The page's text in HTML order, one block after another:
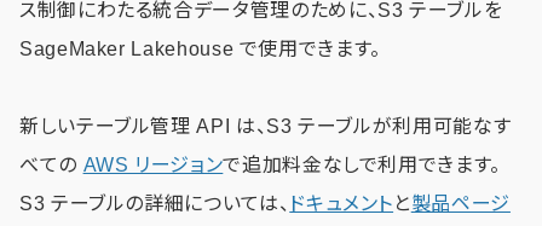
ス制御にわたる統合データ管理のために、S3 テーブルを
SageMaker Lakehouse で使用できます。
新しいテーブル管理 API は、S3 テーブルが利用可能なす
べての AWS リージョンで追加料金なしで利用できます。
S3 テーブルの詳細については、 ドキュメント と製品ページ